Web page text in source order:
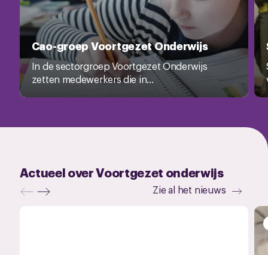
Cao-groep Voortgezet Onderwijs
In de sectorgroep Voortgezet Onderwijs
zetten medewerkers die in...
Actueel over Voortgezet onderwijs
Zie al het nieuws